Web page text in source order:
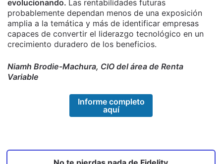
evolucionando. Las rentabilidades futuras
probablemente dependan menos de una exposición
amplia a la temática y más de identificar empresas
capaces de convertir el liderazgo tecnológico en un
crecimiento duradero de los beneficios.
Niamh Brodie-Machura, CIO del área de Renta
Variable
Informe completo
aquí